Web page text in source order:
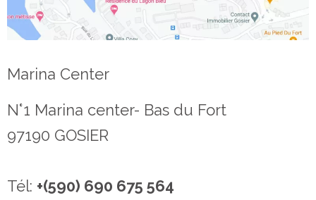
Marina Center
N°1 Marina center- Bas du Fort
97190 GOSIER
Tél: +(590) 690 675 564